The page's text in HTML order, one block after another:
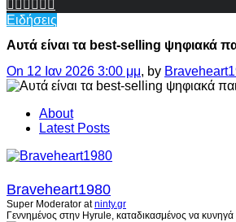
Ειδήσεις
Αυτά είναι τα best-selling ψηφιακά
On 12 Ιαν 2026 3:00 μμ, by
About
Latest Posts
Braveheart1980
Super Moderator atninty.gr
Γεννημένος στην Hyrule, καταδικασμένος να